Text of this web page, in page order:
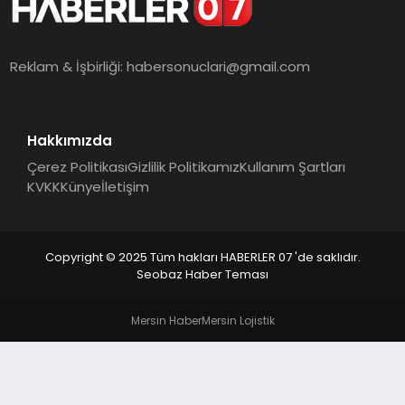
MAGAZIN
DIĞER
Reklam & İşbirliği:habersonuclari@gmail.com
Hakkımızda
Çerez PolitikasıGizlilik PolitikamızKullanım Şartları
KVKKKünyeİletişim
Copyright © 2025 Tüm hakları HABERLER 07 'de saklıdır.
Seobaz Haber Teması
Mersin HaberMersin Lojistik